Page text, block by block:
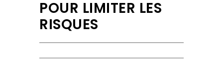
POUR LIMITER LES
RISQUES